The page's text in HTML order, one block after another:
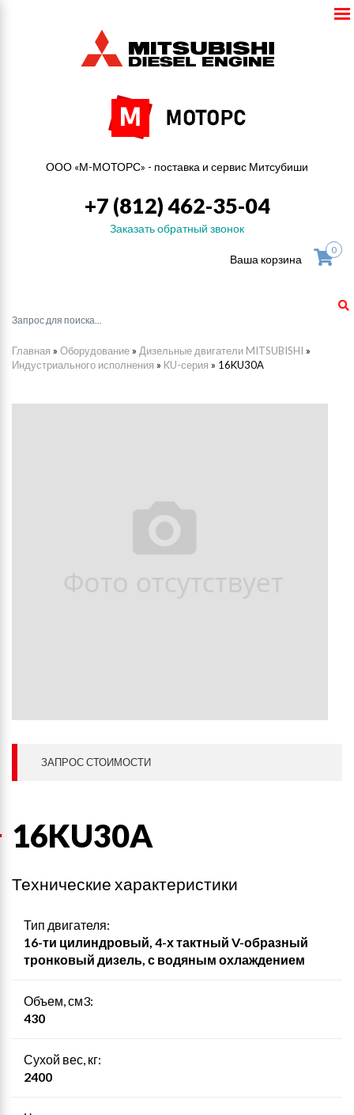
ООО «М-МОТОРС» - поставка и сервис Митсубиши
+7 (812) 462-35-04
Заказать обратный звонок
Ваша корзина
0
Главная » Оборудование » Дизельные двигатели MITSUBISHI »
Индустриального исполнения » KU-серия » 16KU30A
ЗАПРОС СТОИМОСТИ
16KU30A
Технические характеристики
Тип двигателя:
16-ти цилиндровый, 4-х тактный V-образный
тронковый дизель, с водяным охлаждением
Объем, см3:
430
Сухой вес, кг:
2400